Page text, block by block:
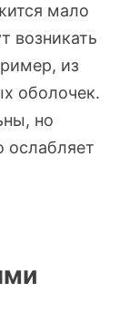
мало
возникать
из
оболочек.
но
ослабляет